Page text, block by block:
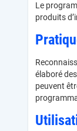
Le
produits
élaboré
peuvent